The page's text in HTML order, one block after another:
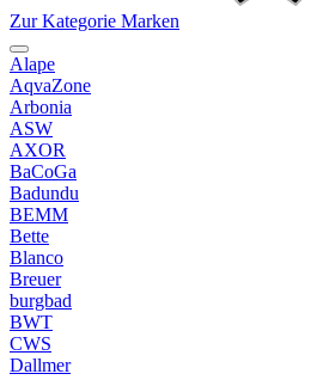
Zur Kategorie Marken
Alape
AqvaZone
Arbonia
ASW
AXOR
BaCoGa
Badundu
BEMM
Bette
Blanco
Breuer
burgbad
BWT
CWS
Dallmer